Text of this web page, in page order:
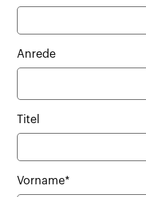
Anrede
Titel
Vorname*